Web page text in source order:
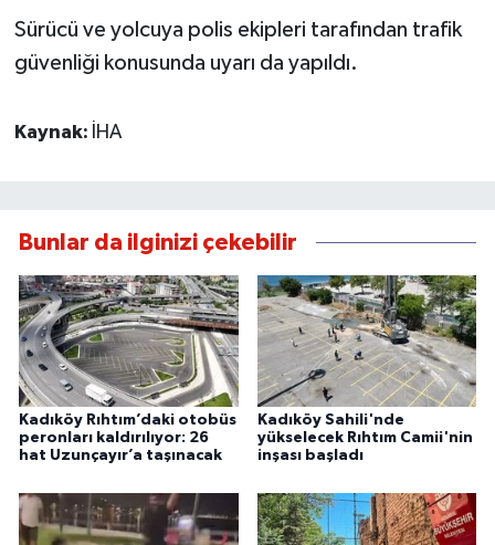
Sürücü ve yolcuya polis ekipleri tarafından trafik
güvenliği konusunda uyarı da yapıldı.
Kaynak: İHA
Bunlar da ilginizi çekebilir
Kadıköy Rıhtım’daki otobüs
peronları kaldırılıyor: 26
hat Uzunçayır’a taşınacak
Kadıköy Sahili'nde
yükselecek Rıhtım Camii'nin
inşası başladı